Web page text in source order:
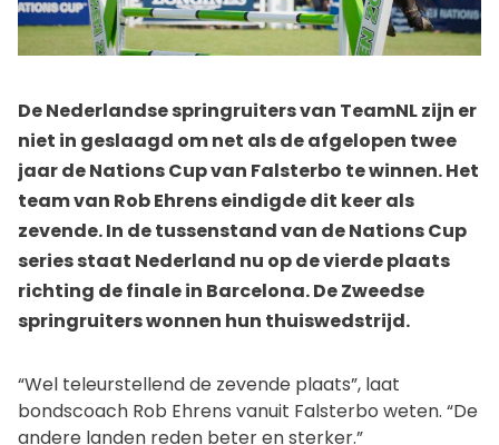
De Nederlandse springruiters van TeamNL zijn er
niet in geslaagd om net als de afgelopen twee
jaar de Nations Cup van Falsterbo te winnen. Het
team van Rob Ehrens eindigde dit keer als
zevende. In de tussenstand van de Nations Cup
series staat Nederland nu op de vierde plaats
richting de finale in Barcelona. De Zweedse
springruiters wonnen hun thuiswedstrijd.
“Wel teleurstellend de zevende plaats”, laat
bondscoach Rob Ehrens vanuit Falsterbo weten. “De
andere landen reden beter en sterker.”